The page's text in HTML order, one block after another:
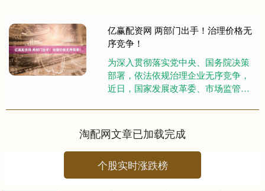
亿赢配资网 两部门出手！治理价格无
序竞争！
为深入贯彻落实党中央、国务院决策
部署，依法依规治理企业无序竞争，
近日，国家发展改革委、市场监管总
良好市场价格秩序的公告》（以下....
淘配网文章已加载完成
个股实时涨跌榜